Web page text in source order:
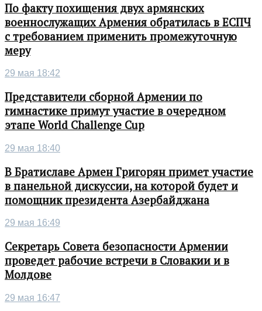
По факту похищения двух армянских
военнослужащих Армения обратилась в ЕСПЧ
с требованием применить промежуточную
меру
29 мая 18:42
Представители сборной Армении по
гимнастике примут участие в очередном
этапе World Challenge Cup
29 мая 18:40
В Братиславе Армен Григорян примет участие
в панельной дискуссии, на которой будет и
помощник президента Азербайджана
29 мая 16:49
Секретарь Совета безопасности Армении
проведет рабочие встречи в Словакии и в
Молдове
29 мая 16:47